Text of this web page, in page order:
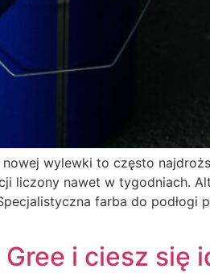
wylewki to często
liczony nawet w tygodniach.
farba do podłogi
i ciesz się